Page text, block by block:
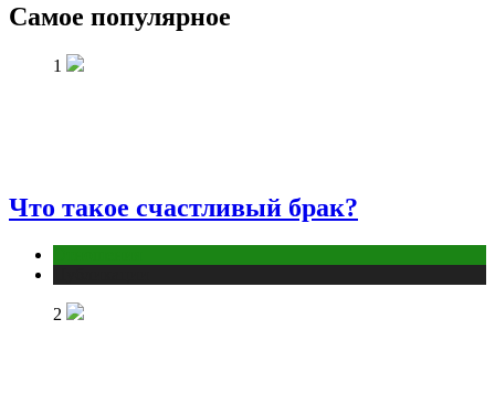
Самое популярное
1
Что такое счастливый брак?
2